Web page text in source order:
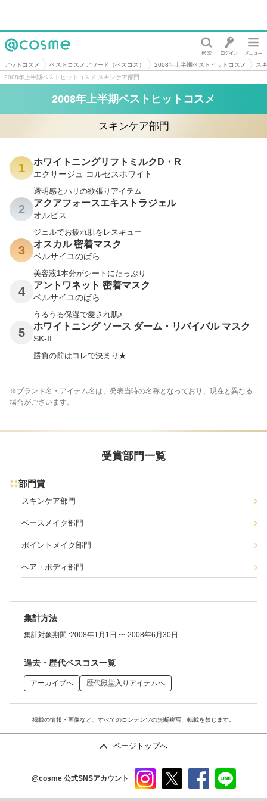
@cosme
アットコスメ ベストコスメアワード（ベスコス） 2008年上半期ベストヒットコスメ
ス
2008年上半期ベストヒットコスメ スキンケア部門
2008年上半期ベストヒットコスメ
スキンケア部門
1 ホワイトニングリフトミルクD・R
エクサージュ コルセスホワイト
透明感とハリの欲張りアイテム
2 アクアフォースエキストラジェル
オルビス
ジェルでお疲れ肌をレスキュー
3 オスカル 密着マスク
ベルサイユのばら
美容液1本分がシートにたっぷり
4 アントワネット 密着マスク
ベルサイユのばら
うるうる保湿で愛され肌♪
5 ホワイトニング ソース ダーム・リバイバル マスク
SK-II
勝負の前はコレで決まり★
※ブランド名・アイテム名は、発表当時の名称となっており、現在と異なる
場合がございます。
受賞部門一覧
部門賞
スキンケア部門
ベースメイク部門
ポイントメイク部門
ヘア・ボディ部門
集計方法
集計対象期間 :2008年1月1日 〜 2008年6月30日
過去・歴代ベスコス一覧
アーカイブへ 歴代殿堂入りアイテムへ
掲載の情報・画像など、すべてのコンテンツの無断複写、転載を禁じます。
ページトップへ
@cosme 公式SNSアカウント